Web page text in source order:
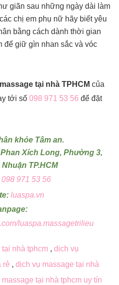
giãn sau những ngày dài làm
chị em phụ nữ hãy biết yêu
bằng cách dành thời gian
để giữ gìn nhan sắc và vóc
tại nhà TPHCM của
tới số 098 971 53 56 để đặt
khỏe Tâm an.
Xích Long, Phường 3,
TP.HCM
098 971 53 56
luaspa.vn
luaspa.massagetrilieu
nhà tphcm , dịch vụ
rẻ , dịch vụ massage tại nhà
tại nhà tphcm uy tín